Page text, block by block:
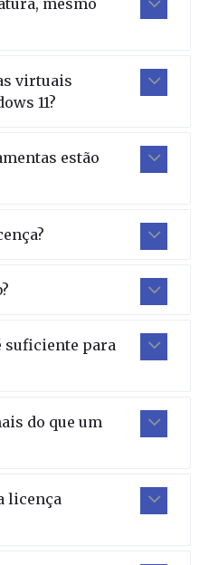
virtuais
11?
estão
suficiente para
do que um
licença